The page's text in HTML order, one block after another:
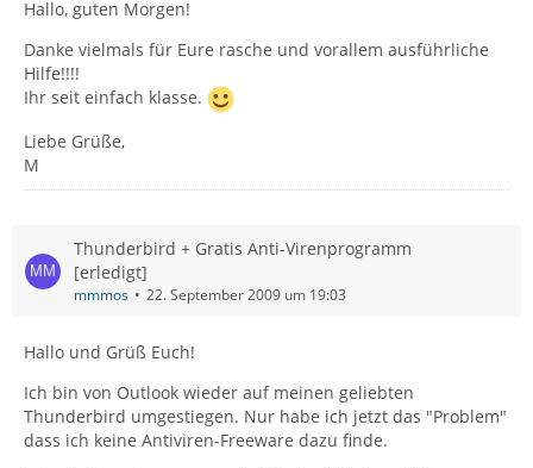
Hallo, guten Morgen!
Danke vielmals für Eure rasche und vorallem ausführliche
Hilfe!!!!
Ihr seit einfach klasse.
Liebe Grüße,
M
Thunderbird + Gratis Anti-Virenprogramm
[erledigt]
mmmos 22. September 2009 um 19:03
Hallo und Grüß Euch!
Ich bin von Outlook wieder auf meinen geliebten
Thunderbird umgestiegen. Nur habe ich jetzt das "Problem"
dass ich keine Antiviren-Freeware dazu finde.